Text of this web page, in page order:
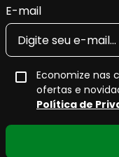
E-mail
Economize nas
ofertas e
Política de